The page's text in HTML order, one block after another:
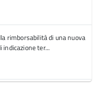
rimborsabilità di una nuova
ter...